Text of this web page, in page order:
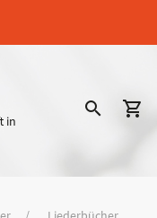
in
search shopping_cart